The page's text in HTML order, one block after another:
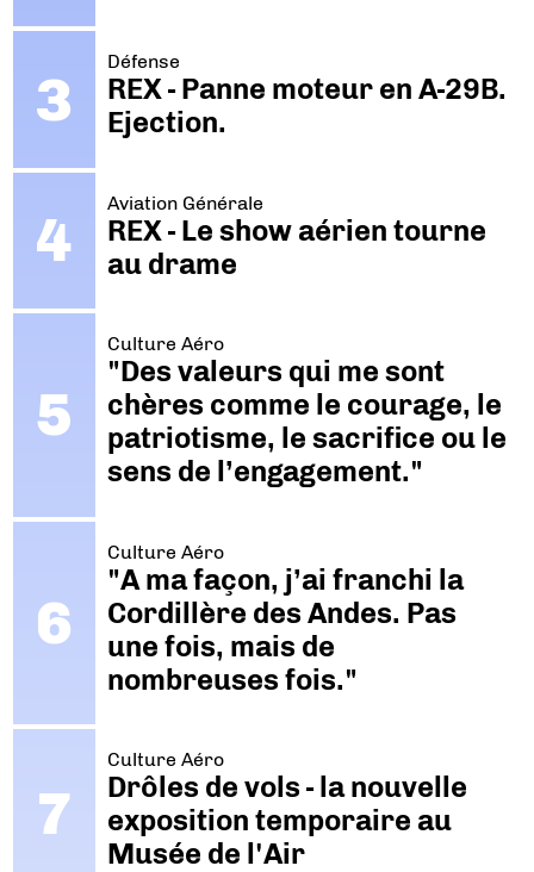
Défense
REX - Panne moteur en A-29B.
Ejection.
Aviation Générale
REX - Le show aérien tourne
au drame
Culture Aéro
"Des valeurs qui me sont
chères comme le courage, le
patriotisme, le sacrifice ou le
sens de l’engagement."
Culture Aéro
"A ma façon, j’ai franchi la
Cordillère des Andes. Pas
une fois, mais de
nombreuses fois."
Culture Aéro
Drôles de vols - la nouvelle
exposition temporaire au
Musée de l'Air